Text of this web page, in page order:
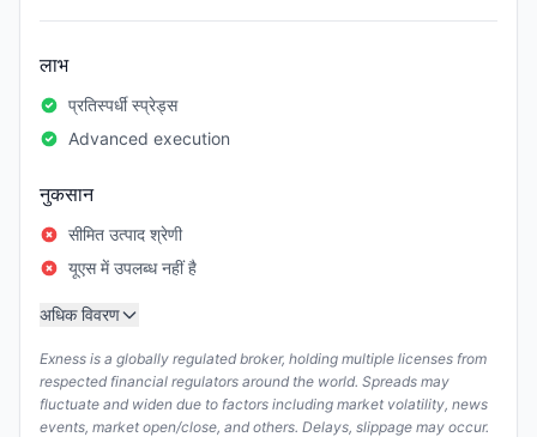
लाभ
प्रतिस्पर्धी स्प्रेड्स
Advanced execution
नुकसान
सीमित उत्पाद श्रेणी
यूएस में उपलब्ध नहीं है
अधिक विवरण
Exness is a globally regulated broker, holding multiple licenses from
respected financial regulators around the world. Spreads may
fluctuate and widen due to factors including market volatility, news
events, market open/close, and others. Delays, slippage may occur.